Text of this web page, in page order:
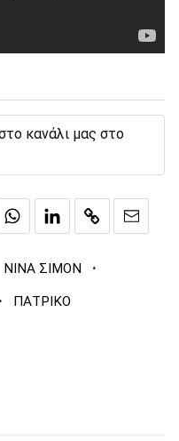
κανάλι μας στο
ΝΙΝΑ ΣΙΜΟΝ ·
· ΠΑΤΡΙΚΟ